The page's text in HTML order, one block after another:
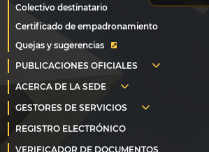
Quejas y sugerencias